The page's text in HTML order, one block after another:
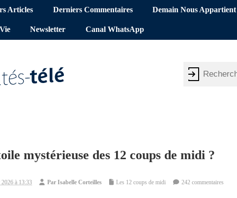
Articles Derniers Commentaires Demain Nous Appartient
Newsletter Canal WhatsApp
mystérieuse des 12 coups de midi ?
à 13:33 Par Isabelle Corteilles Les 12 coups de midi 242 commentaires